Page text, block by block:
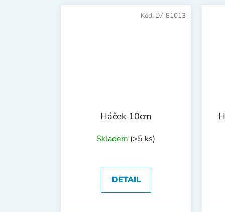
Háček 10cm
Skladem (>5 ks)
DETAIL
Kód: LV_81013